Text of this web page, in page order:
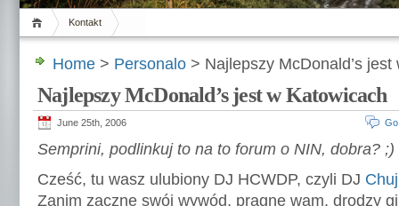
Kontakt
Home > Personalo > Najlepszy McDonald’s jest
Najlepszy McDonald’s jest w Katowicach
June 25th, 2006
Semprini, podlinkuj to na to forum o NIN, dobra? ;)
Cześć, tu wasz ulubiony DJ HCWDP, czyli DJ
Zanim zacznę swój wywód, pragnę wam, drodzy